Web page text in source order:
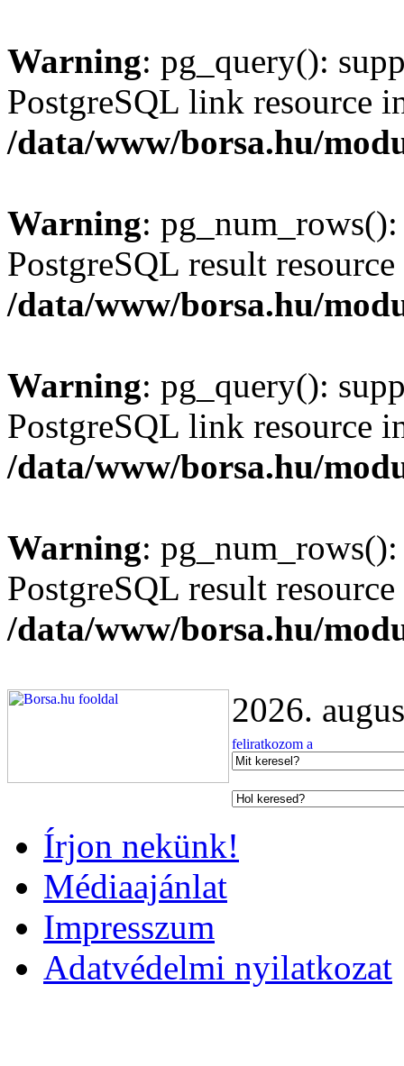
Warning: pg_query():
PostgreSQL link resource
/data/www/borsa.hu/
Warning:
PostgreSQL result
/data/www/borsa.hu/
Warning: pg_query():
PostgreSQL link resource
/data/www/borsa.hu/
Warning:
PostgreSQL result
/data/www/borsa.hu/
2026.
Írjon nekünk!
Médiaajánlat
Impresszum
Adatvédelmi nyilatkozat